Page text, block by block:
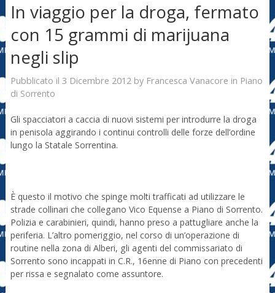
In viaggio per la droga, fermato
con 15 grammi di marijuana
negli slip
Pubblicato il 3 Dicembre 2012by Francesca Vanacore in Piano
di Sorrento
Gli spacciatori a caccia di nuovi sistemi per introdurre la droga
in penisola aggirando i continui controlli delle forze dell’ordine
lungo la Statale Sorrentina.
È questo il motivo che spinge molti trafficati ad utilizzare le
strade collinari che collegano Vico Equense a Piano di Sorrento.
Polizia e carabinieri, quindi, hanno preso a pattugliare anche la
periferia. L’altro pomeriggio, nel corso di un’operazione di
routine nella zona di Alberi, gli agenti del commissariato di
Sorrento sono incappati in C.R., 16enne di Piano con precedenti
per rissa e segnalato come assuntore.